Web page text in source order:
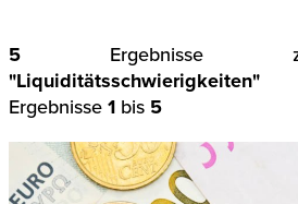
5 Ergebnisse
"Liquiditätsschwierigkeiten"
Ergebnisse1 bis 5